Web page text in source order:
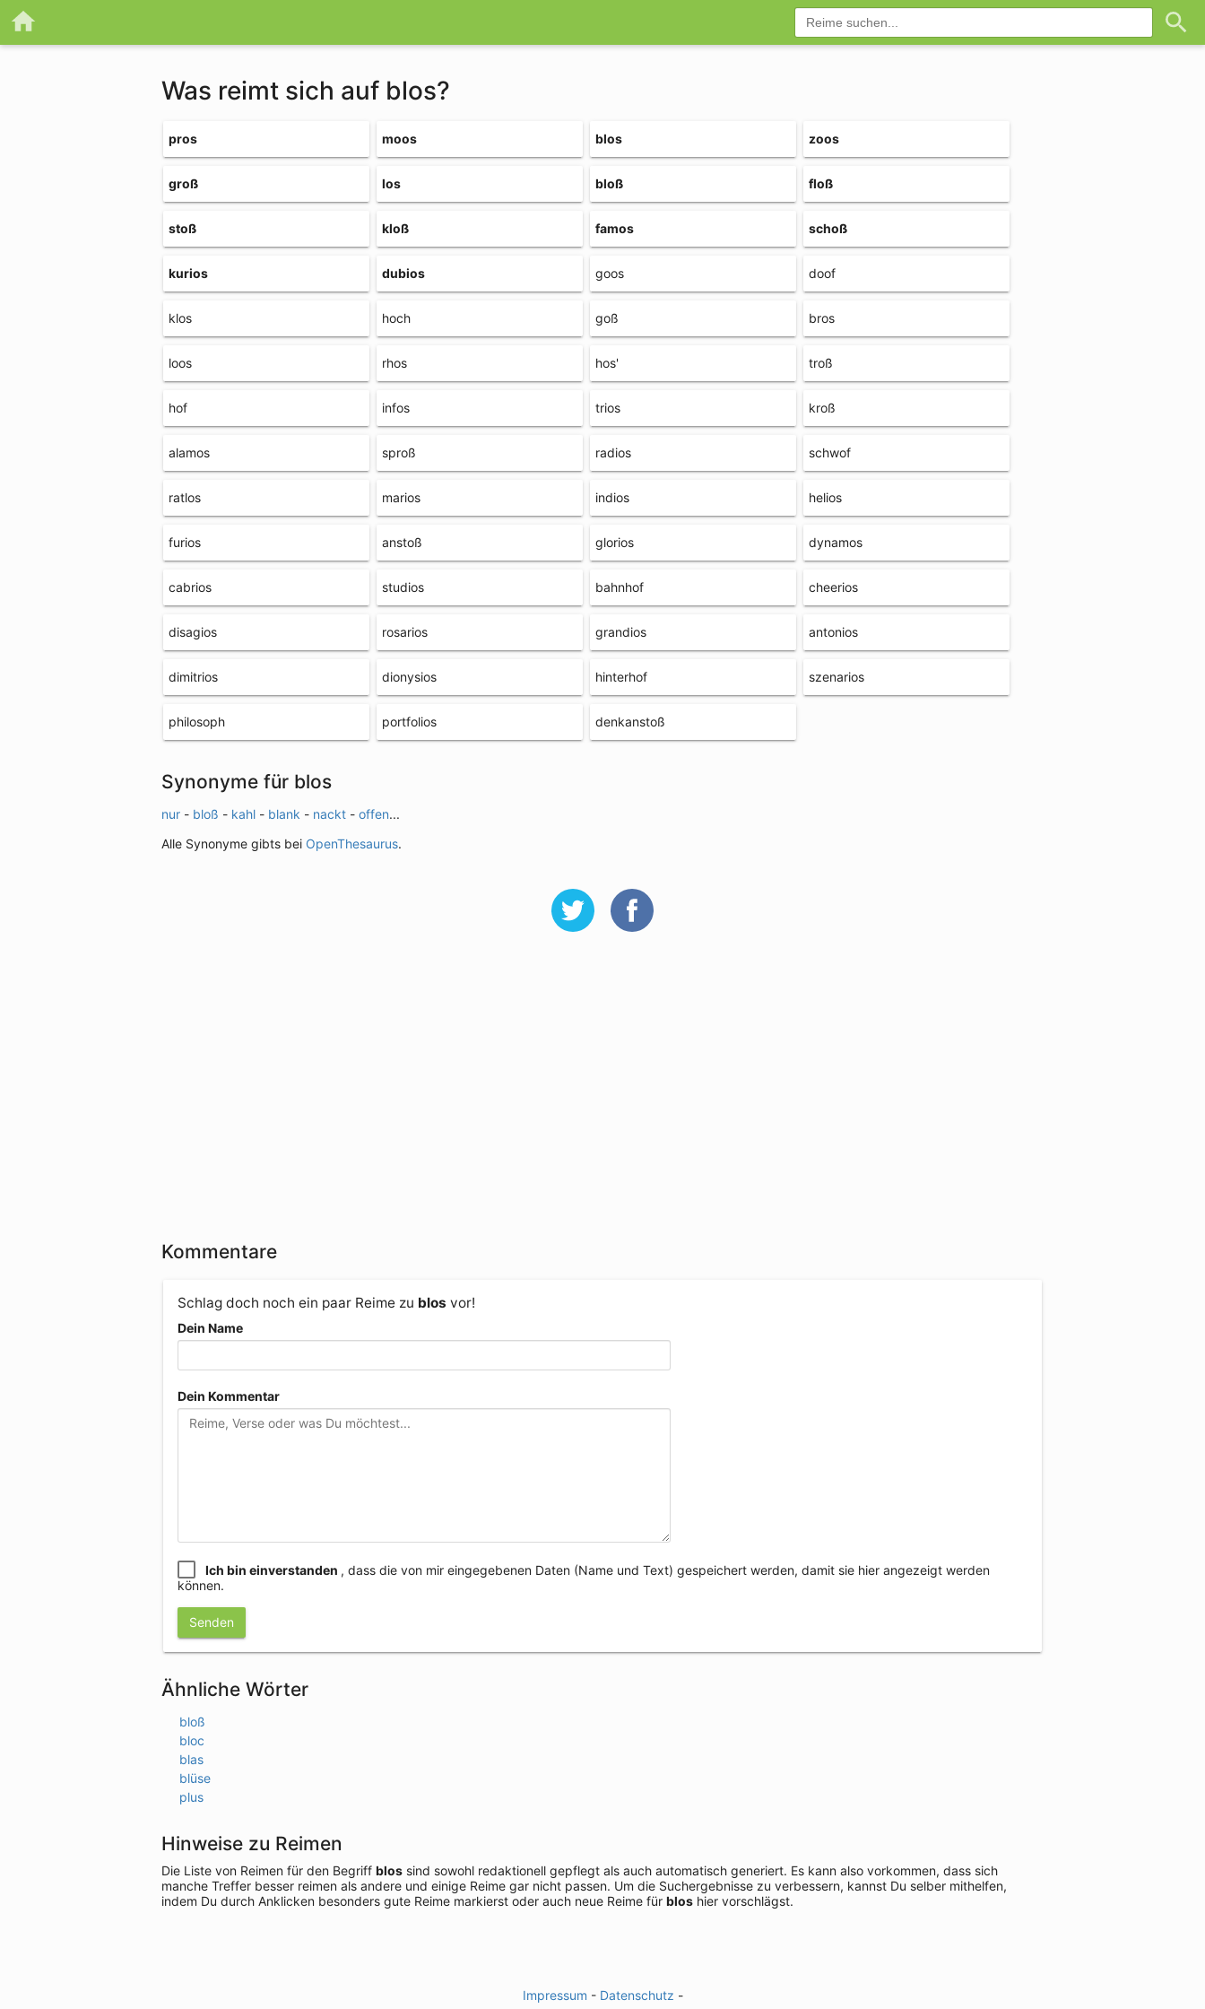
Was reimt sich auf blos?
pros moos blos zoos
groß los bloß floß
stoß kloß famos schoß
kurios dubios goos doof
klos hoch goß bros
loos rhos hos' troß
hof infos trios kroß
alamos sproß radios schwof
ratlos marios indios helios
furios anstoß glorios dynamos
cabrios studios bahnhof cheerios
disagios rosarios grandios antonios
dimitrios dionysios hinterhof szenarios
philosoph portfolios denkanstoß
Synonyme für blos
nur - bloß - kahl - blank - nackt - offen...
Alle Synonyme gibts bei OpenThesaurus.
Kommentare
Schlag doch noch ein paar Reime zu blos vor!
Dein Name
Dein Kommentar
Ich bin einverstanden , dass die von mir eingegebenen Daten (Name und Text) gespeichert werden, damit sie hier angezeigt werden
können.
Senden
Ähnliche Wörter
bloß
bloc
blas
blüse
plus
Hinweise zu Reimen
Die Liste von Reimen für den Begriff blos sind sowohl redaktionell gepflegt als auch automatisch generiert. Es kann also vorkommen, dass sich
manche Treffer besser reimen als andere und einige Reime gar nicht passen. Um die Suchergebnisse zu verbessern, kannst Du selber mithelfen,
indem Du durch Anklicken besonders gute Reime markierst oder auch neue Reime für blos hier vorschlägst.
Impressum - Datenschutz -